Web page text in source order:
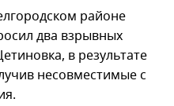
районе
два взрывных
в результате
несовместимые с